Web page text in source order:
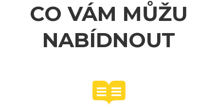
CO VÁM MŮŽU
NABÍDNOUT
